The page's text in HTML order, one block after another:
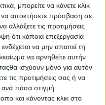
μπορείτε να κάνετε κλικ
να αποκτήσετε πρόσβαση σε
αλλάξετε τις προτιμήσεις
ότι κάποια επεξεργασία
να μην απαιτεί τη
να αρνηθείτε αυτήν
ισχύουν μόνο για αυτόν
τις προτιμήσεις σας ή να
πάσα στιγμή
και κάνοντας κλικ στο
something's